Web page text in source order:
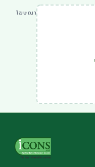
โฆษณา